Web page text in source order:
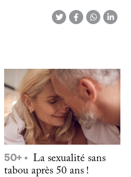
50+
La sexualité sans
tabou après 50 ans !